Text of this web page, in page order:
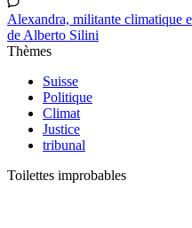
Alexandra, militante climatique
de Alberto Silini
Thèmes
Suisse
Politique
Climat
Justice
tribunal
Toilettes improbables